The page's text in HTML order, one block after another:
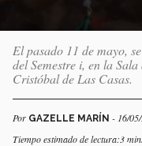
El pasado 11 de mayo,
del Semestre i, en la
Cristóbal de Las Casas.
Por GAZELLE MARÍN - 16/
Tiempo estimado de lectura:3